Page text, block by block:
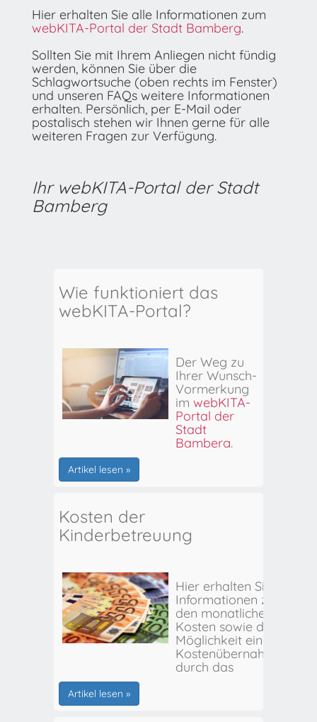
Hier erhalten Sie alle Informationen zum
webKITA-Portal der Stadt Bamberg.
Sollten Sie mit Ihrem Anliegen nicht fündig
werden, können Sie über die
Schlagwortsuche (oben rechts im Fenster)
und unseren FAQs weitere Informationen
erhalten. Persönlich, per E-Mail oder
postalisch stehen wir Ihnen gerne für alle
weiteren Fragen zur Verfügung.
Ihr webKITA-Portal der Stadt
Bamberg
Wie funktioniert das
webKITA-Portal?
Der Weg zu
Ihrer Wunsch-
Vormerkung
im webKITA-
Portal der
Stadt
Bamberg.
Artikel lesen »
Kosten der
Kinderbetreuung
Hier erhalten Sie
Informationen zu
den monatlichen
Kosten sowie der
Möglichkeit einer
Kostenübernahme
durch das
Artikel lesen »